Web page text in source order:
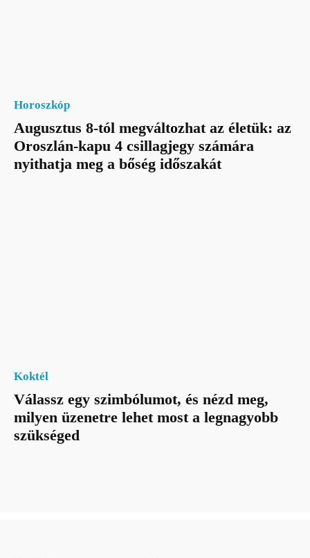
Horoszkóp
Augusztus 8-tól megváltozhat az életük: az
Oroszlán-kapu 4 csillagjegy számára
nyithatja meg a bőség időszakát
Koktél
Válassz egy szimbólumot, és nézd meg,
milyen üzenetre lehet most a legnagyobb
szükséged